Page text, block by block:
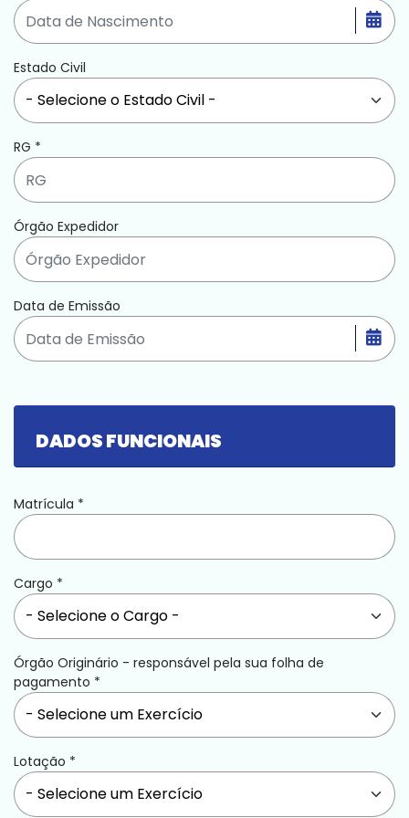
Estado Civil
RG *
Órgão Expedidor
Data de Emissão
DADOS FUNCIONAIS
Matrícula *
Cargo *
Órgão Originário - responsável pela sua folha de
pagamento *
Lotação *